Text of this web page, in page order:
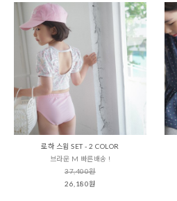
로하 스윔 SET - 2 COLOR
브라운 M 빠른배송 !
37,400원
26,180원